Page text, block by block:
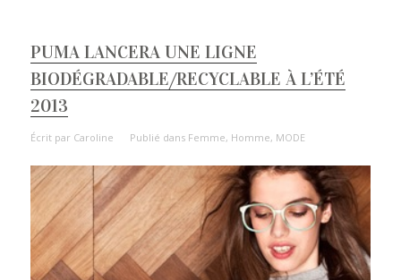
PUMA LANCERA UNE LIGNE
BIODÉGRADABLE/RECYCLABLE À L’ÉTÉ
2013
Écrit par Caroline Publié dans Femme, Homme, MODE